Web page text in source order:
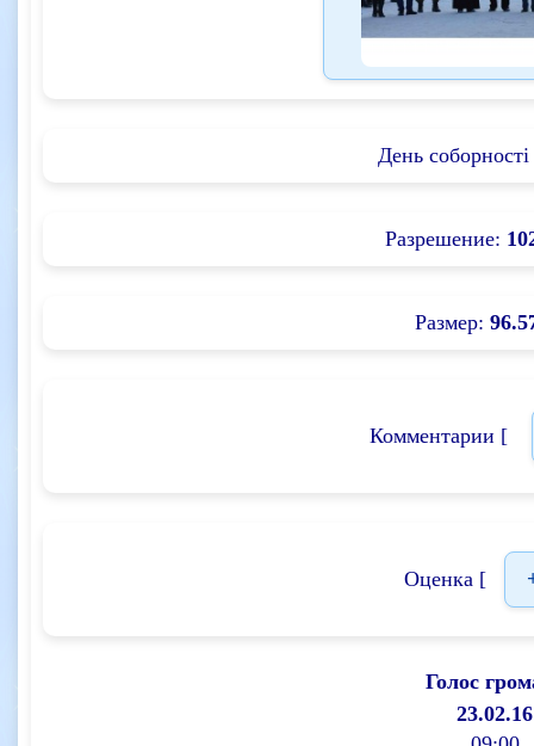
День
Разрешение:
Размер:
Комментарии [
Оценка [
Голос
23.02.16